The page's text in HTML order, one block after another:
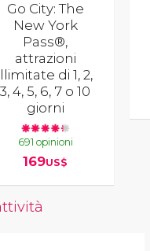
Go City: The
New York
Pass®,
attrazioni
di 1, 2,
3, 4, 5, 6, 7 o 10
giorni
691 opinioni
169US$